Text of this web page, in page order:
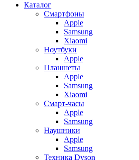
Каталог
Смартфоны
Apple
Samsung
Xiaomi
Ноутбуки
Apple
Планшеты
Apple
Samsung
Xiaomi
Смарт-часы
Apple
Samsung
Наушники
Apple
Samsung
Техника Dyson